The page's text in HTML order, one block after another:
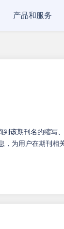
该期刊名的缩写
，为用户在期刊相
产品和服务